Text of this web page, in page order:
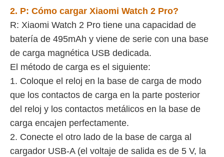
2. P: Cómo cargar Xiaomi Watch 2 Pro?
R: Xiaomi Watch 2 Pro tiene una capacidad de
batería de 495mAh y viene de serie con una base
de carga magnética USB dedicada.
El método de carga es el siguiente:
1. Coloque el reloj en la base de carga de modo
que los contactos de carga en la parte posterior
del reloj y los contactos metálicos en la base de
carga encajen perfectamente.
2. Conecte el otro lado de la base de carga al
cargador USB-A (el voltaje de salida es de 5 V, la